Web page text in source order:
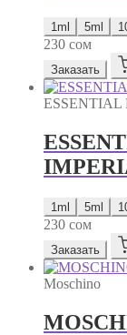
1ml 5ml
230 сом
Заказать
ESSENTIAL
1ml 5ml
230 сом
Заказать
Moschino